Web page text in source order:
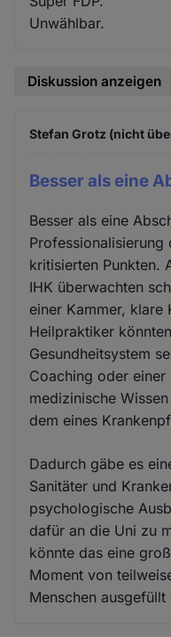
Unwählbar.
Diskussion anzeigen
Stefan Grotz (nicht
Besser als eine
Besser als eine
Professionalisierung
kritisierten Punkten.
IHK überwachten
einer Kammer, klare
Heilpraktiker
Gesundheitsystem
Coaching oder einer
medizinische
dem eines
Dadurch gäbe es
Sanitäter und
psychologische
dafür an die Uni zu
könnte das eine
Moment von
Menschen ausgefüllt